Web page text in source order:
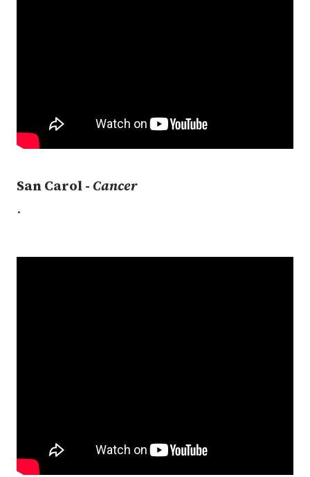
San Carol -Cancer
.